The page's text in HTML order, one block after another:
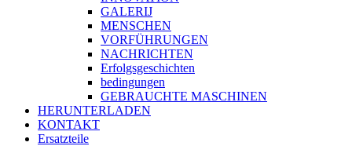
GALERIJ
MENSCHEN
VORFÜHRUNGEN
NACHRICHTEN
Erfolgsgeschichten
bedingungen
GEBRAUCHTE MASCHINEN
HERUNTERLADEN
KONTAKT
Ersatzteile